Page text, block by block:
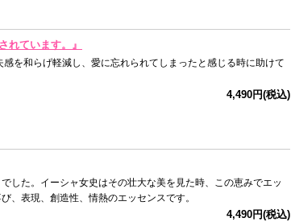
れています。』
を和らげ軽減し、愛に忘れられてしまったと感じる時に助けて
4,490円(税込)
した。イーシャ女史はその壮大な美を見た時、この恵みでエッ
、表現、創造性、情熱のエッセンスです。
4,490円(税込)